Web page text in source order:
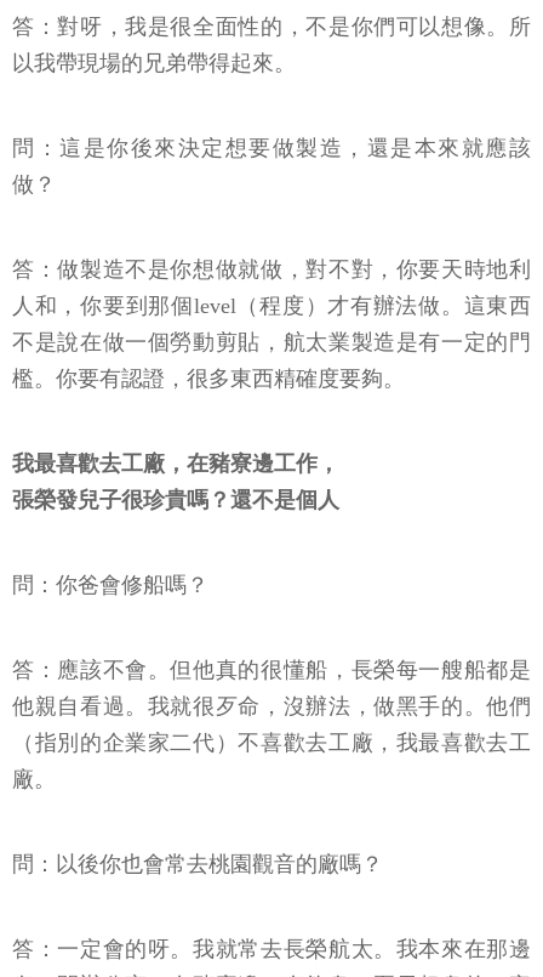
答：對呀，我是很全面性的，不是你們可以想像。所
以我帶現場的兄弟帶得起來。
問：這是你後來決定想要做製造，還是本來就應該
做？
答：做製造不是你想做就做，對不對，你要天時地利
人和，你要到那個level（程度）才有辦法做。這東西
不是說在做一個勞動剪貼，航太業製造是有一定的門
檻。你要有認證，很多東西精確度要夠。
我最喜歡去工廠，在豬寮邊工作，
張榮發兒子很珍貴嗎？還不是個人
問：你爸會修船嗎？
答：應該不會。但他真的很懂船，長榮每一艘船都是
他親自看過。我就很歹命，沒辦法，做黑手的。他們
（指別的企業家二代）不喜歡去工廠，我最喜歡去工
廠。
問：以後你也會常去桃園觀音的廠嗎？
答：一定會的呀。我就常去長榮航太。我本來在那邊